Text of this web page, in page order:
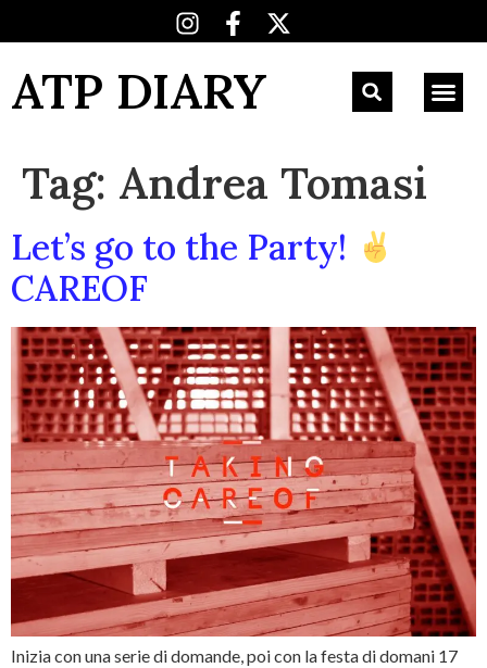
ATP DIARY
Tag: Andrea Tomasi
Let’s go to the Party!
CAREOF
Inizia con una serie di domande, poi con la festa di domani 17